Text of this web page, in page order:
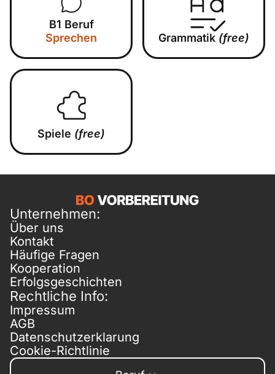
B1 Beruf
Sprechen
Grammatik (free)
Spiele (free)
Unternehmen:
Über uns
Kontakt
Häufige Fragen
Kooperation
Erfolgsgeschichten
Rechtliche Info:
Impressum
AGB
Datenschutzerklarung
Cookie-Richtlinie